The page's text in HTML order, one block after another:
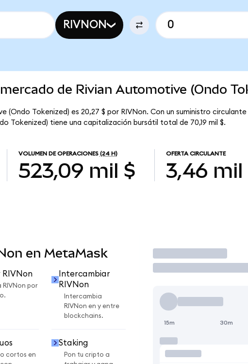
RIVNON
de Rivian Automotive (Ondo
(Ondo Tokenized) es 20,27 $ por RIVNon. Con un suministro circulante
Tokenized) tiene una capitalización bursátil total de 70,19 mil $.
VOLUMEN DE OPERACIONES (24 H)
523,09 mil $
OFERTA CIRCULANTE
3,46 mil
en MetaMask
RIVNon
RIVNon por
Intercambiar
RIVNon
Intercambia
RIVNon en y entre
blockchains.
cortos en
Staking
Pon tu cripto a
Operar
15m 30m